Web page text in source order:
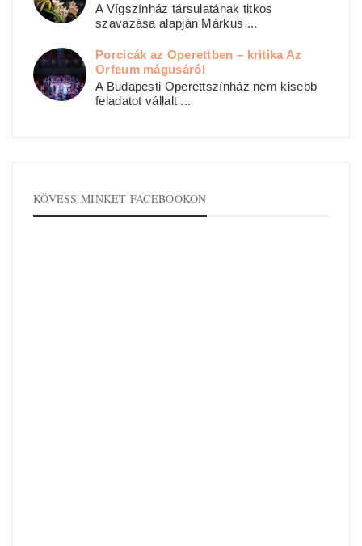
A Vígszínház társulatának titkos
szavazása alapján Márkus ...
Porcicák az Operettben – kritika Az
Orfeum mágusáról
A Budapesti Operettszínház nem kisebb
feladatot vállalt ...
KÖVESS MINKET FACEBOOKON